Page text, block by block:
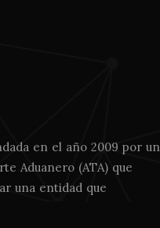
en el año 2009 por un
Aduanero (ATA) que
una entidad que